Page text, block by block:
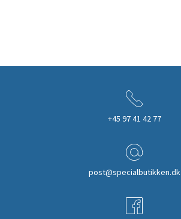
+45 97 41 42 77
post@specialbutikken.dk